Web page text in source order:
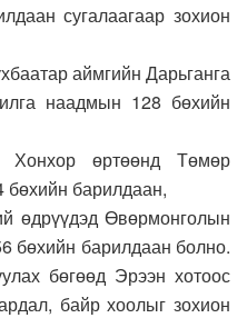
сугалаагаар зохион
аймгийн Дарьганга
наадмын 128 бөхийн
Хонхор өртөөнд Төмөр
бөхийн барилдаан,
өдрүүдэд Өвөрмонголын
бөхийн барилдаан болно.
бөгөөд Эрээн хотоос
байр хоолыг зохион